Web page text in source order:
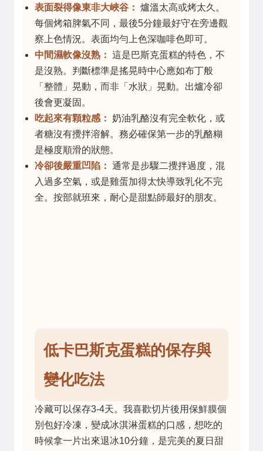
表面裂得像東非大峽谷： 爐溫太高或烤太久。
每個烤箱脾氣不同，最後5分鐘最好守在旁邊觀
察上色情況。表面均勻上色深咖啡色即可。
中間濕軟像沒熟： 這是巴斯克蛋糕的特色，不
是沒熟。判斷標準是搖晃時中心應如布丁般
「整體」晃動，而非「水狀」晃動。出爐冷卻
後會更凝固。
吃起來有顆粒感： 奶油乳酪沒有完全軟化，或
者糖沒有攪拌溶解。務必確保第一步的乳酪糊
是極度順滑的狀態。
冷卻後嚴重凹陷： 通常是步驟二攪拌過度，混
入過多空氣，或是雞蛋加得太快導致乳化不完
全。按部就班來，耐心是甜點師最好的朋友。
低卡巴斯克蛋糕的保存與
變化吃法
冷藏可以保存3-4天。我喜歡切片後用保鮮膜個
別包好冷凍，變成冰淇淋蛋糕的口感，想吃的
時候拿一片出來退冰10分鐘，是完美的夏日甜